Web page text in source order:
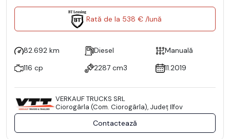
Rată de la 538 € /lună
82.692 km Diesel
Manuală
116 cp
2287 cm3 11.2019
VERKAUF TRUCKS SRL
Ciorogârla (Com. Ciorogârla), Județ Ilfov
Contactează